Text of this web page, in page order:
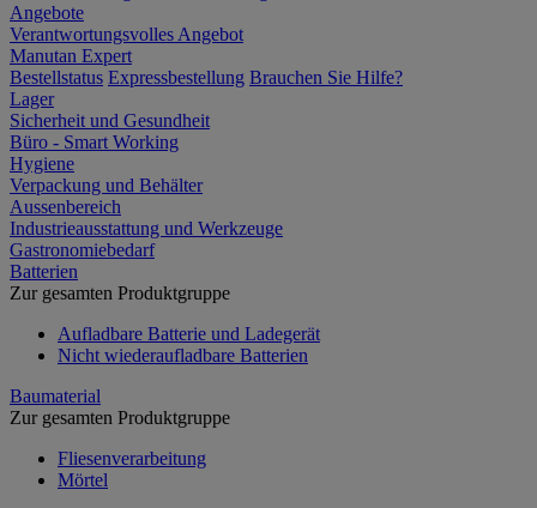
Angebote
Verantwortungsvolles Angebot
Manutan Expert
Bestellstatus Expressbestellung Brauchen Sie Hilfe?
Lager
Sicherheit und Gesundheit
Büro - Smart Working
Hygiene
Verpackung und Behälter
Aussenbereich
Industrieausstattung und Werkzeuge
Gastronomiebedarf
Batterien
Zur gesamten Produktgruppe
Aufladbare Batterie und Ladegerät
Nicht wiederaufladbare Batterien
Baumaterial
Zur gesamten Produktgruppe
Fliesenverarbeitung
Mörtel